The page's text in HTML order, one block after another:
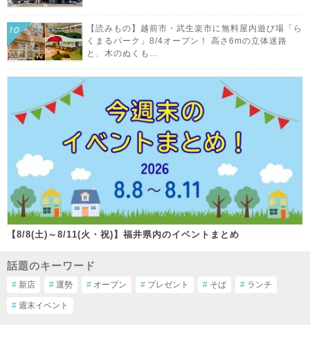
【読みもの】越前市・武生楽市に無料屋内遊び場「ら
くまるパーク」8/4オープン！ 高さ6mの立体迷路
と、木のぬくも...
【8/8(土)～8/11(火・祝)】福井県内のイベントまとめ
話題のキーワード
# 新店 # 運勢 # オープン # プレゼント # そば # ランチ
# 週末イベント